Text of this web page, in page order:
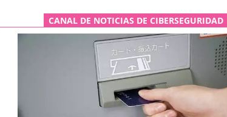
CANAL DE NOTICIAS DE CIBERSEGURIDAD